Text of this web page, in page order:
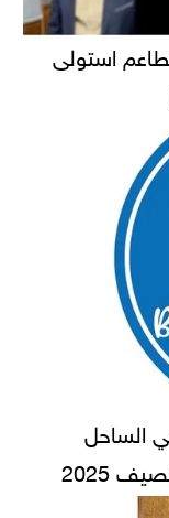
استولى
في الساحل
2025